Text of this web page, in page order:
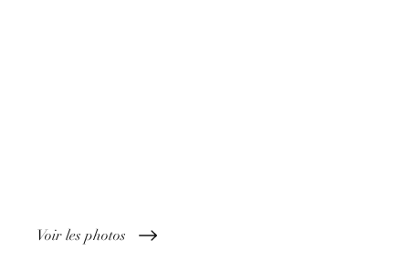
Voir les photos